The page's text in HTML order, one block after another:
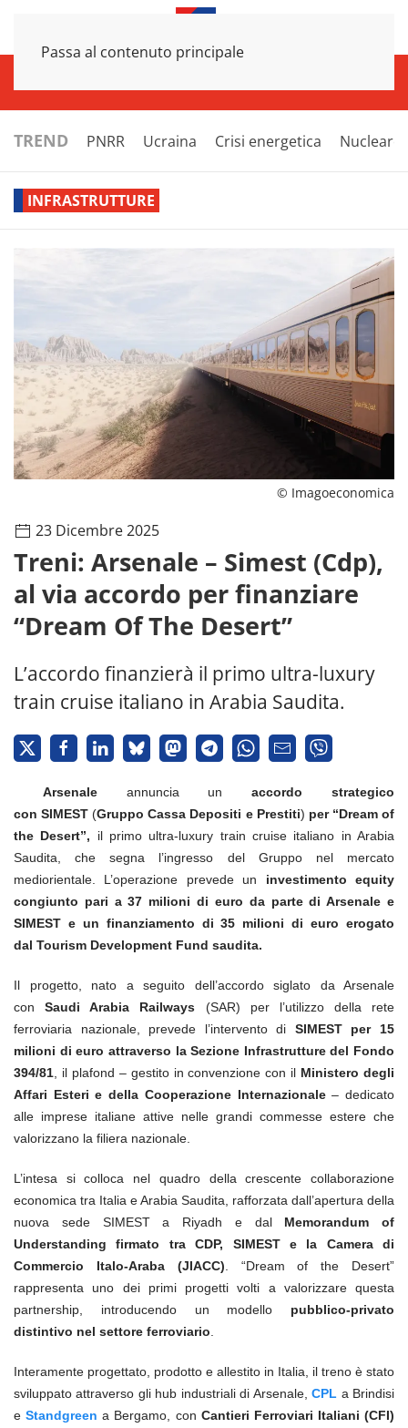
Passa al contenuto principale
TREND PNRR Ucraina Crisi energetica Nucleare
INFRASTRUTTURE
© Imagoeconomica
23 Dicembre 2025
Treni: Arsenale – Simest (Cdp),
al via accordo per finanziare
“Dream Of The Desert”
L’accordo finanzierà il primo ultra-luxury
train cruise italiano in Arabia Saudita.
Arsenale annuncia unaccordo strategico
con SIMEST (Gruppo Cassa Depositi e Prestiti) per “Dream of
the Desert”, il primo ultra-luxury train cruise italiano in Arabia
Saudita, che segna l’ingresso del Gruppo nel mercato
mediorientale. L’operazione prevede un investimento equity
congiunto pari a 37 milioni di euro da parte di Arsenale e
SIMEST e un finanziamento di 35 milioni di euro erogato
dal Tourism Development Fund saudita.
Il progetto, nato a seguito dell’accordo siglato da Arsenale
conSaudi Arabia Railways (SAR) per l’utilizzo della rete
ferroviaria nazionale, prevede l’intervento di SIMEST per 15
milioni di euro attraverso la Sezione Infrastrutture del Fondo
394/81 , il plafond – gestito in convenzione con il Ministero degli
Affari Esteri e della Cooperazione Internazionale– dedicato
alle imprese italiane attive nelle grandi commesse estere che
valorizzano la filiera nazionale.
L’intesa si colloca nel quadro della crescente collaborazione
economica tra Italia e Arabia Saudita, rafforzata dall’apertura della
nuova sede SIMEST a Riyadh e dal Memorandum of
Understanding firmato tra CDP, SIMEST e la Camera di
Commercio Italo-Araba (JIACC) . “Dream of the Desert”
rappresenta uno dei primi progetti volti a valorizzare questa
partnership, introducendo un modello pubblico-privato
distintivo nel settore ferroviario
Interamente progettato, prodotto e allestito in Italia, il treno è stato
sviluppato attraverso gli hub industriali di Arsenale,CPL a Brindisi
eStandgreen a Bergamo, con Cantieri Ferroviari Italiani (CFI)